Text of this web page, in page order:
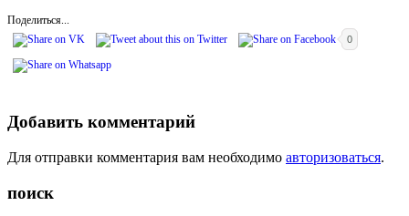
Поделиться...
0
Добавить комментарий
Для отправки комментария вам необходимо авторизоваться.
поиск